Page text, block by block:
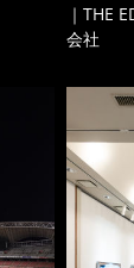
｜THE
会社